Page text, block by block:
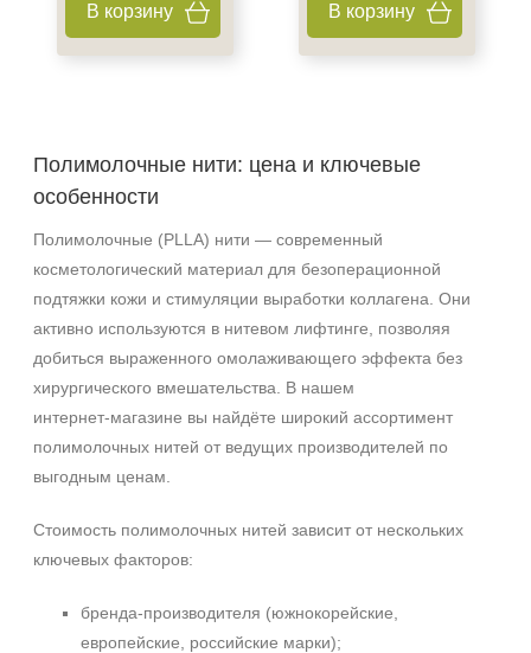
В корзину В корзину
Полимолочные нити: цена и ключевые
особенности
Полимолочные (PLLA) нити — современный
косметологический материал для безоперационной
подтяжки кожи и стимуляции выработки коллагена. Они
активно используются в нитевом лифтинге, позволяя
добиться выраженного омолаживающего эффекта без
хирургического вмешательства. В нашем
интернет‑магазине вы найдёте широкий ассортимент
полимолочных нитей от ведущих производителей по
выгодным ценам.
Стоимость полимолочных нитей зависит от нескольких
ключевых факторов:
бренда-производителя (южнокорейские,
европейские, российские марки);